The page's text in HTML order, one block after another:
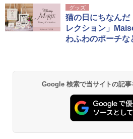
D40 地球の歩き
力的な町 2026～
￥2,079
￥2,695
僕が見た未来【
[キャンパーズコ
プテント 傘みた
ッとサンシェー
ッシュ 簡単設置
&ハイキング カー
PYKES PEAK (パ
ト プライバシー
人用 折りたたみ
ーチ ピクニック
易 トイレテント (
GRANDOOR ス
026リニューアル
コンパクト 保冷
￥2,980
BUNDOK(バンド
レーム ドーム型
￥14,800
DEWEL パラソル
グッズ
猫の日にちなんだ
レクション」
わふわのポーチな
Google 検索で当サイトの記